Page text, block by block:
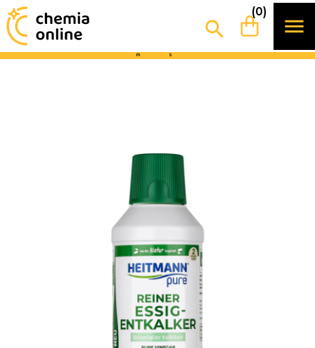
Udanego weekendu! 1
d
1
m s

(0)
